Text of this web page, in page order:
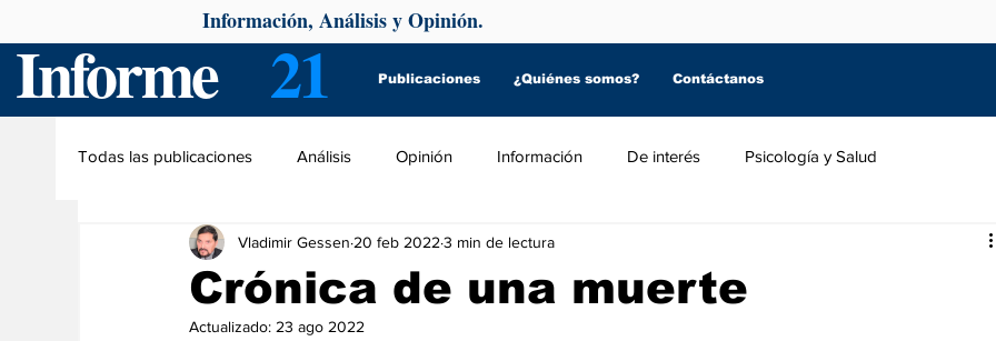
Informe 21 Publicaciones ¿Quiénes somos? Contáctanos
Información, Análisis y Opinión.
Todas las publicaciones Análisis Opinión Información De interés Psicología y Salud
Crónica de una muerte
Vladimir Gessen 20 feb 2022 3 min de lectura
Actualizado: 23 ago 2022